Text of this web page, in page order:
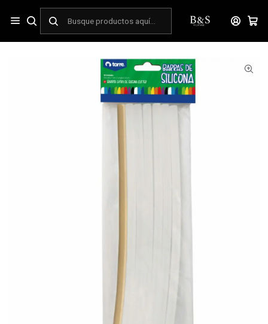
Barras De Silicona 10 Unid. + Barra Glitter